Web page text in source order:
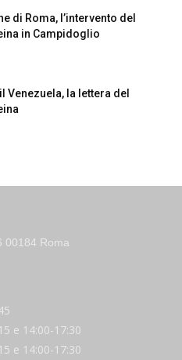
di Roma, l’intervento del
in Campidoglio
Venezuela, la lettera del
00184 Roma
e 14:00-17:30
e 14:00-17:30